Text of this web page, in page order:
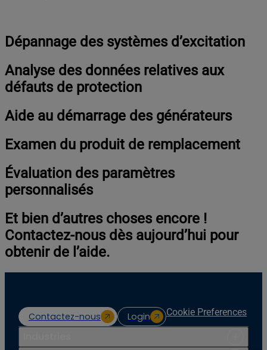
Dépannage des systèmes d’excitation
Analyse des données relatives aux
défauts de protection
Aide au démarrage des générateurs
Examen du produit de remplacement
Évaluation des paramètres
personnalisés
Et bien d’autres choses encore !
Contactez-nous dès aujourd’hui pour
obtenir de l’aide.
Contactez-nous Login Cookie Preferences